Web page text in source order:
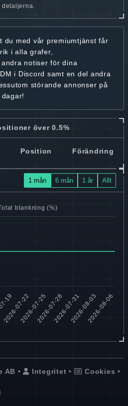
du med vår premiumtjänst får
i alla grafer,
notiser för dina
i Discord samt en del andra
störande annonser på
dagar!
över 0.5%
Position Förändring
1 mån 6 mån 1 år Allt
AB • Integritet • Cookies •